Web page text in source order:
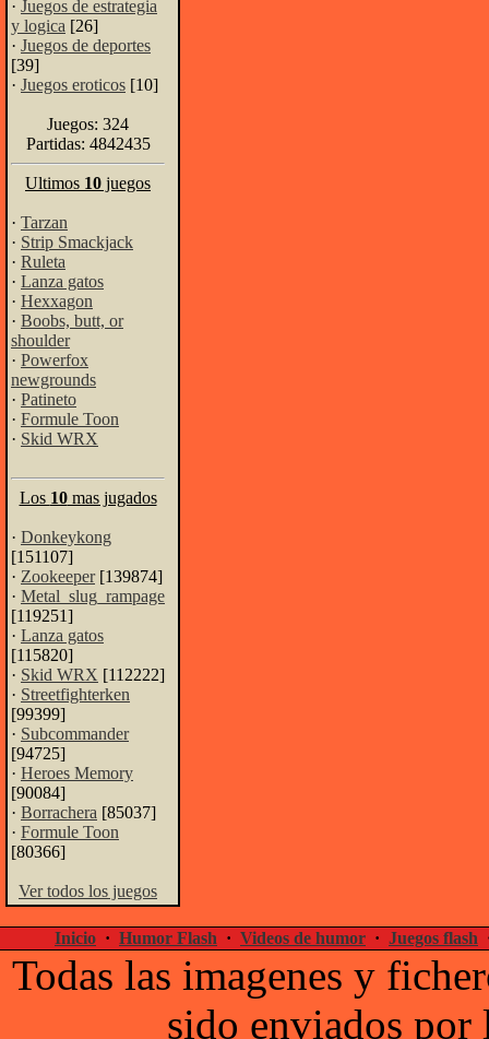
· Juegos de estrategia
y logica [26]
· Juegos de deportes
[39]
· Juegos eroticos [10]
Juegos: 324
Partidas: 4842435
Ultimos 10 juegos
· Tarzan
· Strip Smackjack
· Ruleta
· Lanza gatos
· Hexxagon
· Boobs, butt, or
shoulder
· Powerfox
newgrounds
· Patineto
· Formule Toon
· Skid WRX
Los 10mas jugados
· Donkeykong
[151107]
· Zookeeper[139874]
· Metal_slug_rampage
[119251]
· Lanza gatos
[115820]
· Skid WRX [112222]
· Streetfighterken
[99399]
· Subcommander
[94725]
· Heroes Memory
[90084]
· Borrachera [85037]
· Formule Toon
[80366]
Ver todos los juegos
Inicio · Humor Flash · Videos de humor · Juegos flash
Todas las imagenes y
sido enviados por